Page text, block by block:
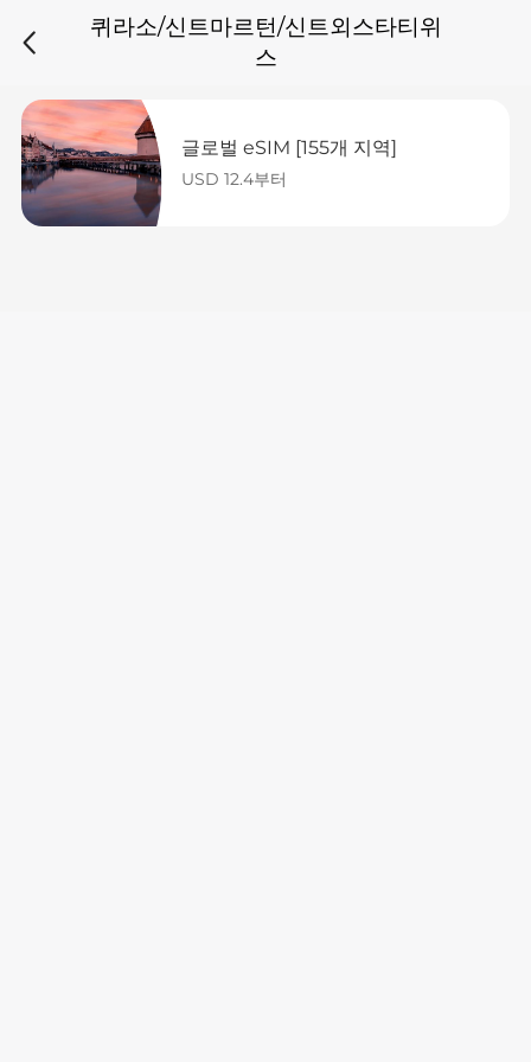
퀴라소/신트마르턴/신트외스타티위
스
글로벌 eSIM [155개 지역]
USD 12.4부터